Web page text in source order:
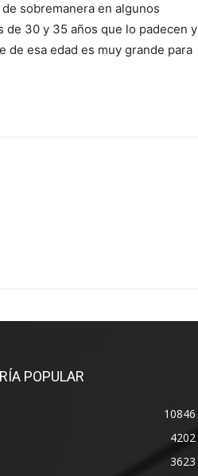
sobremanera en algunos
de 30 y 35 años que lo padecen y
de esa edad es muy grande para
POPULAR
10846
4202
3623